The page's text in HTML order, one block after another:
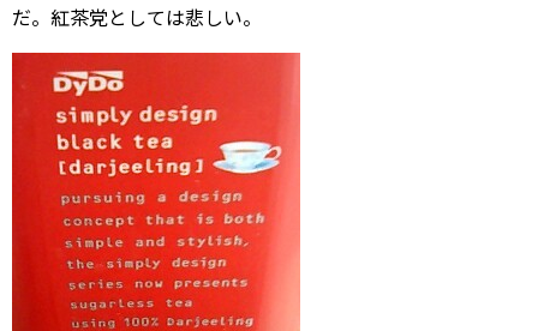
だ。紅茶党としては悲しい。